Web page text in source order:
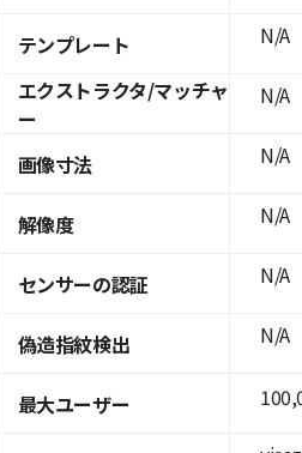
テンプレート
エクストラクタ/マッチャ
ー
画像寸法
解像度
センサーの認証
偽造指紋検出
最大ユーザー
N/A
N/A
N/A
N/A
N/A
N/A